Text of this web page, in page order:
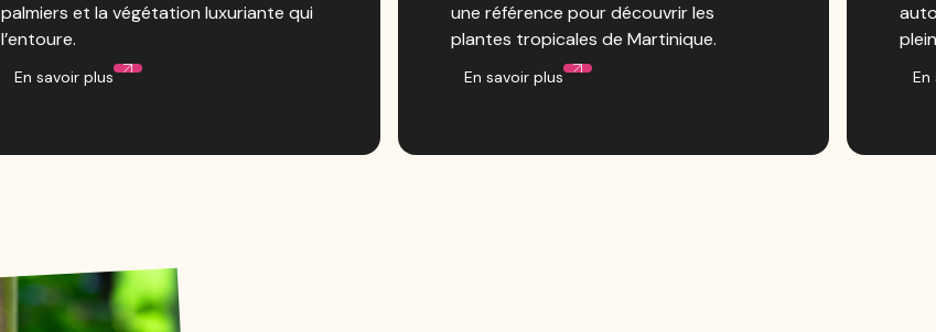
palmiers et la végétation luxuriante qui
l’entoure.
En savoir plus
une référence pour découvrir les
plantes tropicales de Martinique.
En savoir plus